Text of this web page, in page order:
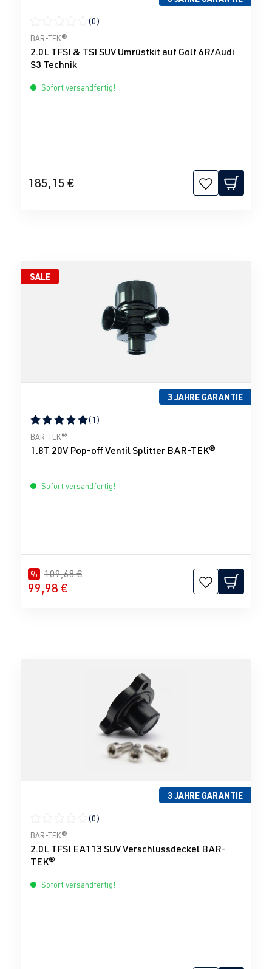
Durchschnittliche Bewertung von 0 von 5 Sternen
(0)
BAR-TEK®
2.0L TFSI & TSI SUV Umrüstkit auf Golf 6R/Audi
S3 Technik
Sofort versandfertig!
185,15 €
SALE
3 JAHRE GARANTIE
Durchschnittliche Bewertung von 5 von 5 Sternen
(1)
BAR-TEK®
1.8T 20V Pop-off Ventil Splitter BAR-TEK®
Sofort versandfertig!
% 109,68 €
99,98 €
3 JAHRE GARANTIE
Durchschnittliche Bewertung von 0 von 5 Sternen
(0)
BAR-TEK®
2.0L TFSI EA113 SUV Verschlussdeckel BAR-
TEK®
Sofort versandfertig!